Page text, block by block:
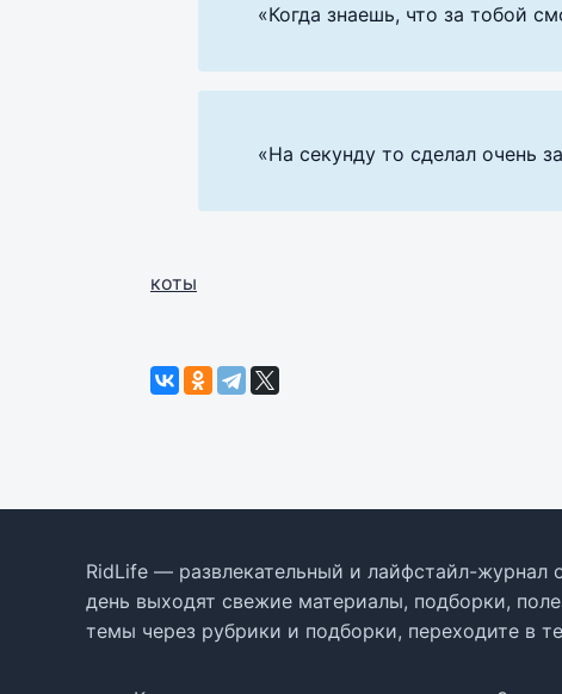
«Когда знаешь, что за тобой
«На секунду то сделал очень
коты
RidLife — развлекательный и лайфстайл-журнал
день выходят свежие материалы, подборки,
темы через рубрики и подборки, переходите в